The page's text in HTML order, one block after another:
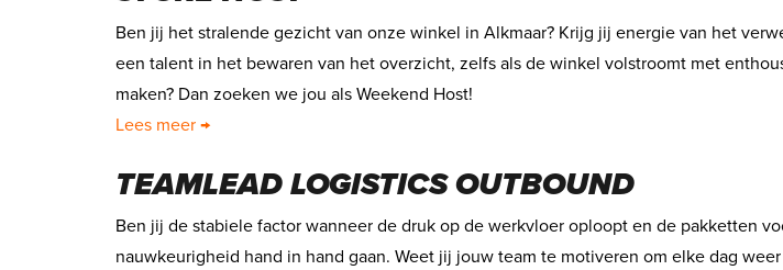
Ben jij het stralende gezicht van onze winkel in Alkmaar? Krijg jij energie van het
een talent in het bewaren van het overzicht, zelfs als de winkel volstroomt met
maken? Dan zoeken we jou als Weekend Host!
Lees meer →
TEAMLEAD LOGISTICS OUTBOUND
Ben jij de stabiele factor wanneer de druk op de werkvloer oploopt en de pakketten
nauwkeurigheid hand in hand gaan. Weet jij jouw team te motiveren om elke dag